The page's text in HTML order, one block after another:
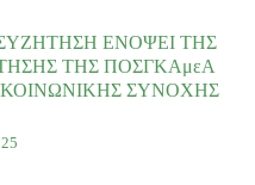
ΕΝΟΨΕΙ ΤΗΣ
ΤΗΣ ΠΟΣΓΚΑμεΑ
ΣΥΝΟΧΗΣ